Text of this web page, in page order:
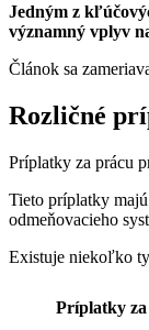
Jedným z
významný vplyv
Článok sa
Rozličné
Príplatky za prácu
Tieto príplatky
odmeňovacieho
Existuje niekoľko
Príplatky za